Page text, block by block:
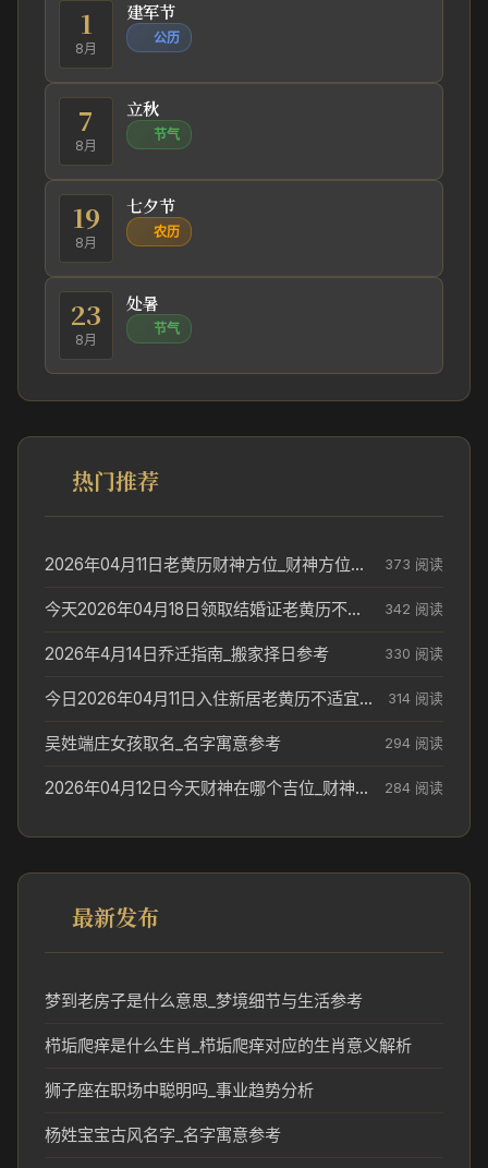
1
8月
建军节
公历
7
8月
立秋
节气
19
8月
七夕节
农历
23
8月
处暑
节气
热门推荐
2026年04月11日老黄历财神方位_财神方位与供奉讲究 373 阅读
今天2026年04月18日领取结婚证老黄历不适合吗_领证日期参考 342 阅读
2026年4月14日乔迁指南_搬家择日参考 330 阅读
今日2026年04月11日入住新居老黄历不适宜吗_搬家择日参考 314 阅读
吴姓端庄女孩取名_名字寓意参考 294 阅读
2026年04月12日今天财神在哪个吉位_财神方位参考 284 阅读
最新发布
梦到老房子是什么意思_梦境细节与生活参考
栉垢爬痒是什么生肖_栉垢爬痒对应的生肖意义解析
狮子座在职场中聪明吗_事业趋势分析
杨姓宝宝古风名字_名字寓意参考